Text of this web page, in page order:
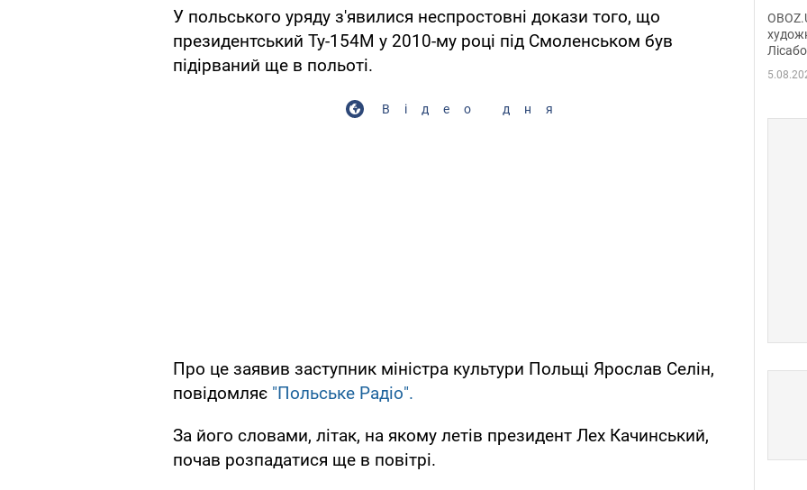
У польського уряду з'явилися неспростовні докази того, що
президентський Ту-154М у 2010-му році під Смоленськом був
підірваний ще в польоті.
Відео дня
Про це заявив заступник міністра культури Польщі Ярослав Селін,
повідомляє "Польське Радіо".
За його словами, літак, на якому летів президент Лех Качинський,
почав розпадатися ще в повітрі.
в